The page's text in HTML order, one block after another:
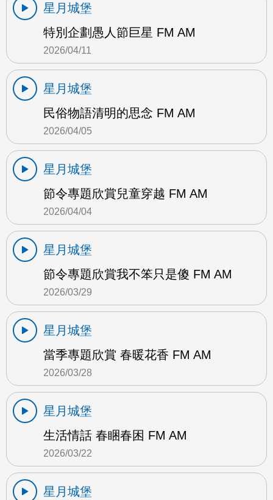
星月城堡
特別企劃愚人節巨星 FM AM
2026/04/11
星月城堡
民俗物語清明的思念 FM AM
2026/04/05
星月城堡
節令專題欣賞兒童穿越 FM AM
2026/04/04
星月城堡
節令專題欣賞我不笨只是傻 FM AM
2026/03/29
星月城堡
當季專題欣賞 春暖花香 FM AM
2026/03/28
星月城堡
生活情話 春睏春困 FM AM
2026/03/22
星月城堡